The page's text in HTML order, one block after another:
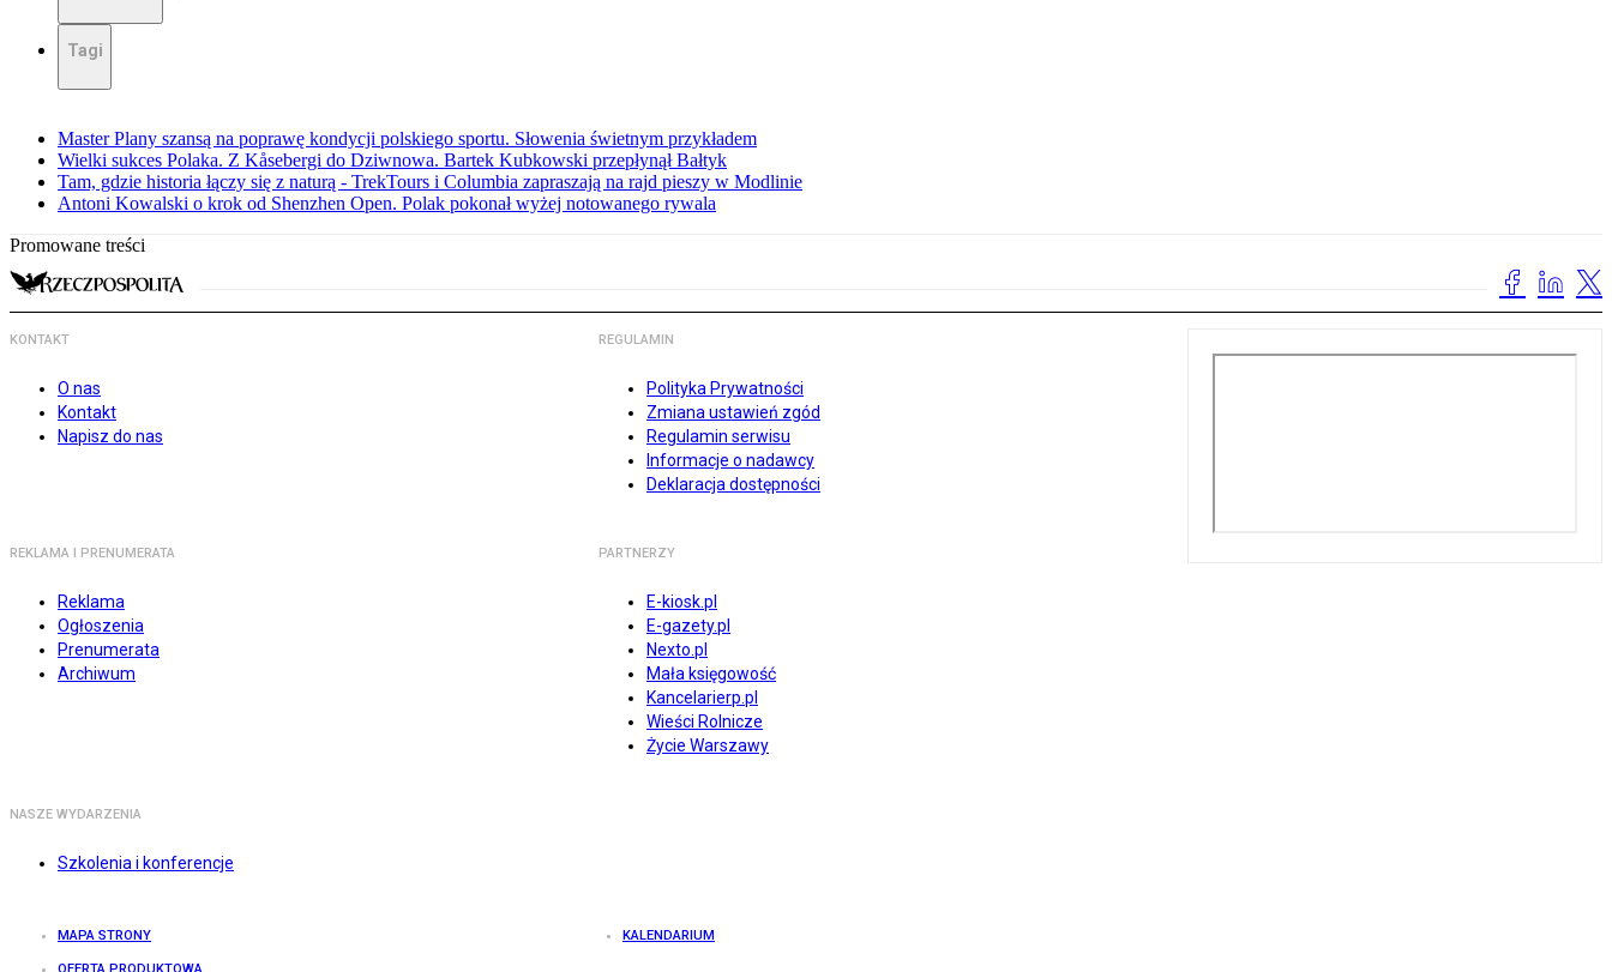
Tagi
Master Plany szansą na poprawę kondycji polskiego sportu. Słowenia świetnym przykładem
Wielki sukces Polaka. Z Kåsebergi do Dziwnowa. Bartek Kubkowski przepłynął Bałtyk
Tam, gdzie historia łączy się z naturą - TrekTours i Columbia zapraszają na rajd pieszy w Modlinie
Antoni Kowalski o krok od Shenzhen Open. Polak pokonał wyżej notowanego rywala
Promowane treści
KONTAKT
O nas
Kontakt
Napisz do nas
REGULAMIN
Polityka Prywatności
Zmiana ustawień zgód
Regulamin serwisu
Informacje o nadawcy
Deklaracja dostępności
REKLAMA I PRENUMERATA
Reklama
Ogłoszenia
Prenumerata
Archiwum
PARTNERZY
E-kiosk.pl
E-gazety.pl
Nexto.pl
Mała księgowość
Kancelarierp.pl
Wieści Rolnicze
Życie Warszawy
NASZE WYDARZENIA
Szkolenia i konferencje
MAPA STRONY KALENDARIUM